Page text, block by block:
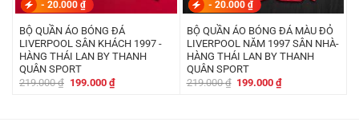
- 20.000 ₫
BỘ QUẦN ÁO BÓNG ĐÁ
LIVERPOOL SÂN KHÁCH 1997 -
HÀNG THÁI LAN BY THANH
QUÂN SPORT
219.000₫ Giá
199.000 ₫Giá
hiện
- 20.000 ₫
BỘ QUẦN ÁO BÓNG ĐÁ MÀU ĐỎ
LIVERPOOL NĂM 1997 SÂN NHÀ-
HÀNG THÁI LAN BY THANH
QUÂN SPORT
219.000₫ Giá
199.000₫Giá